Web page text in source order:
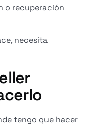
o recuperación
necesita
tengo que hacer